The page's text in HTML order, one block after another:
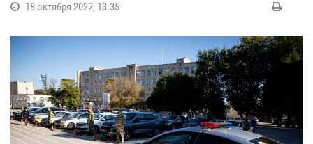
18 октября 2022, 13:35